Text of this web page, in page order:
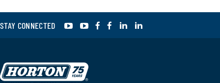
STAY CONNECTED YouTubeYouTube
Facebook
Facebook
LinkedIn